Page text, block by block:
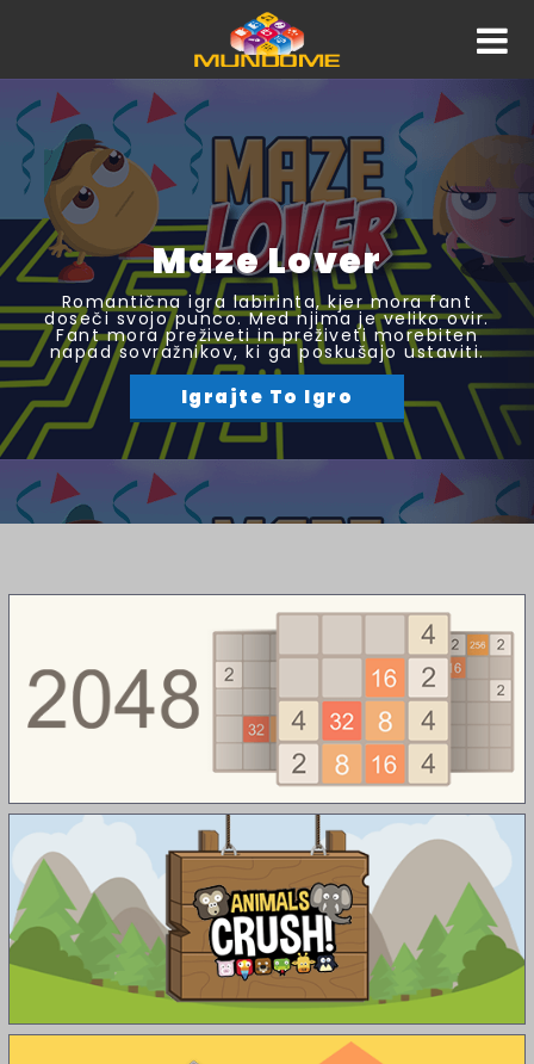
Maze Lover
Romantična igra labirinta, kjer mora fant
doseči svojo punco. Med njima je veliko ovir.
Fant mora preživeti in preživeti morebiten
napad sovražnikov, ki ga poskušajo ustaviti.
Igrajte To Igro